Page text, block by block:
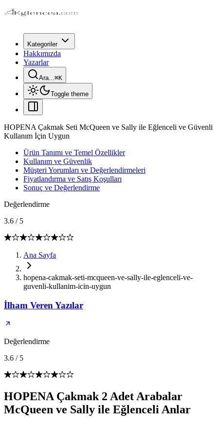
Kategoriler
Hakkımızda
Yazarlar
Ara...⌘K
Toggle theme
HOPENA Çakmak Seti McQueen ve Sally ile Eğlenceli ve Güvenli
Kullanım İçin Uygun
Ürün Tanımı ve Temel Özellikler
Kullanım ve Güvenlik
Müşteri Yorumları ve Değerlendirmeleri
Fiyatlandırma ve Satış Koşulları
Sonuç ve Değerlendirme
Değerlendirme
3.6 / 5
Ana Sayfa
hopena-cakmak-seti-mcqueen-ve-sally-ile-eglenceli-ve-
guvenli-kullanim-icin-uygun
İlham Veren Yazılar
Değerlendirme
3.6 / 5
HOPENA Çakmak 2 Adet Arabalar
McQueen ve Sally ile Eğlenceli Anlar